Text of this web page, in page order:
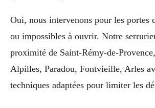
Oui, nous intervenons pour les portes
ou impossibles à ouvrir. Notre
proximité de Saint-Rémy-de-
Alpilles, Paradou, Fontvieille, Arles
techniques adaptées pour limiter les